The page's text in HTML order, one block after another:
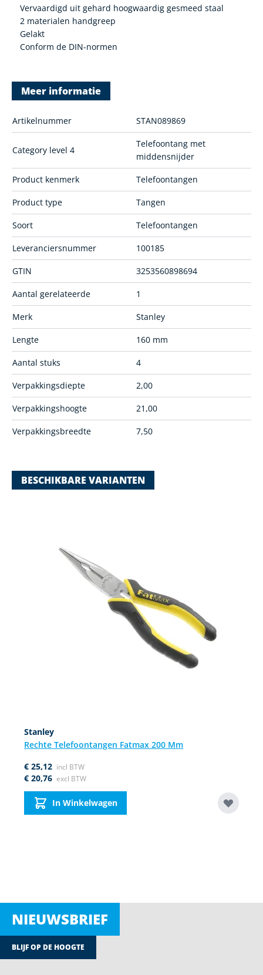
Vervaardigd uit gehard hoogwaardig gesmeed staal
2 materialen handgreep
Gelakt
Conform de DIN-normen
Meer informatie
Artikelnummer STAN089869
Category level 4
Telefoontang met
middensnijder
Product kenmerk Telefoontangen
Product type Tangen
Soort Telefoontangen
Leveranciersnummer 100185
GTIN 3253560898694
Aantal gerelateerde 1
Merk Stanley
Lengte 160 mm
Aantal stuks 4
Verpakkingsdiepte 2,00
Verpakkingshoogte 21,00
Verpakkingsbreedte 7,50
BESCHIKBARE VARIANTEN
Stanley
Rechte Telefoontangen Fatmax 200 Mm
€ 25,12
€ 20,76
In Winkelwagen
NIEUWSBRIEF
BLIJF OP DE HOOGTE